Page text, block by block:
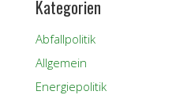
Kategorien
Abfallpolitik
Allgemein
Energiepolitik